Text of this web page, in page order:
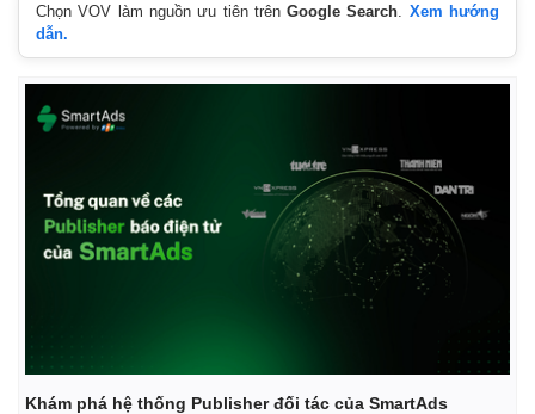
Chọn VOV làm nguồn ưu tiên trênGoogle Search
Xem hướng
dẫn.
Khám phá hệ thống Publisher đối tác của SmartAds